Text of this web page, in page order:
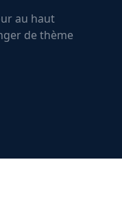
au haut
de thème